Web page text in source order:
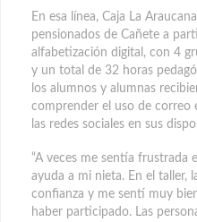
En esa línea, Caja La
pensionados de Cañete a
alfabetización digital, con 4
y un total de 32 horas
los alumnos y alumnas
comprender el uso de correo
las redes sociales en sus
“A veces me sentía frustrada
ayuda a mi nieta. En el taller,
confianza y me sentí muy
haber participado. Las